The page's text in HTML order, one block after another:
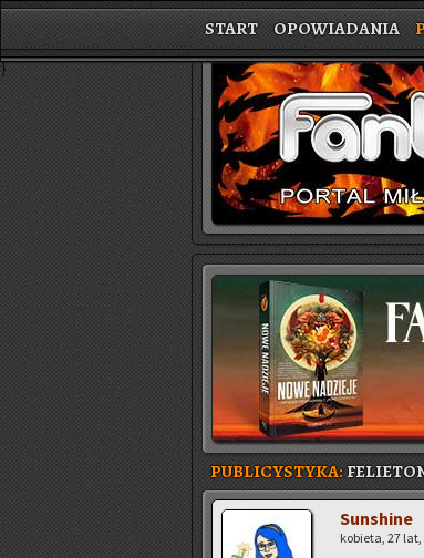
START OPOWIADANIA
}
PUBLICYSTYKA:
Sun­shi­ne
ko­bie­ta, 27